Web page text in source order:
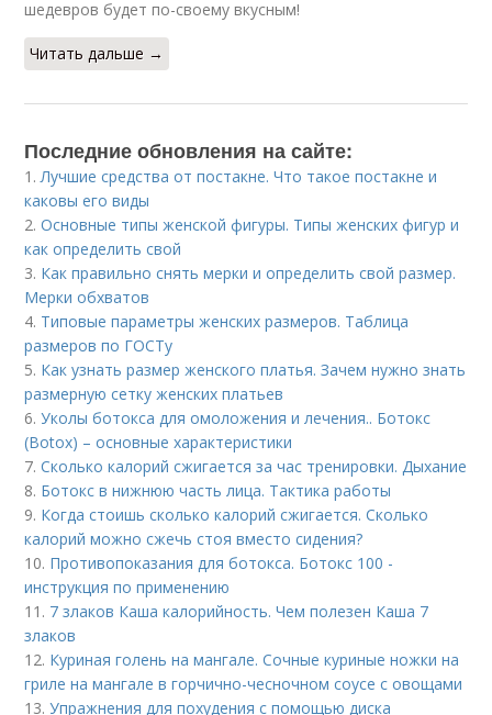
шедевров будет по-своему вкусным!
Читать дальше →
Последние обновления на сайте:
1.Лучшие средства от постакне. Что такое постакне и
каковы его виды
2.Основные типы женской фигуры. Типы женских фигур и
как определить свой
3. Как правильно снять мерки и определить свой размер.
Мерки обхватов
4. Типовые параметры женских размеров. Таблица
размеров по ГОСТу
5. Как узнать размер женского платья. Зачем нужно знать
размерную сетку женских платьев
6.Уколы ботокса для омоложения и лечения.. Ботокс
(Botox) – основные характеристики
7.Сколько калорий сжигается за час тренировки. Дыхание
8. Ботокс в нижнюю часть лица. Тактика работы
9. Когда стоишь сколько калорий сжигается. Сколько
калорий можно сжечь стоя вместо сидения?
10. Противопоказания для ботокса. Ботокс 100 -
инструкция по применению
11. 7 злаков Каша калорийность. Чем полезен Каша 7
злаков
12. Куриная голень на мангале. Сочные куриные ножки на
гриле на мангале в горчично-чесночном соусе с овощами
13.Упражнения для похудения с помощью диска